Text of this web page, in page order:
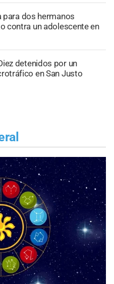
para dos hermanos
contra un adolescente en
detenidos por un
en San Justo